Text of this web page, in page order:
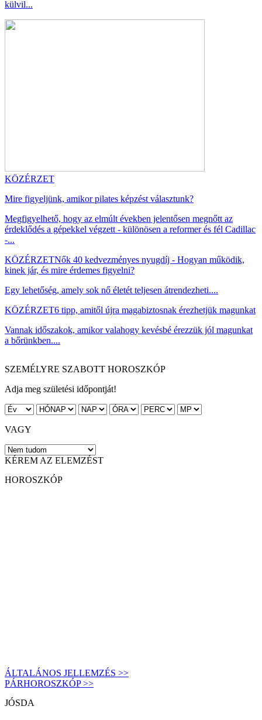
külvil...
KÖZÉRZET
Mire figyeljünk, amikor pilates képzést választunk?
Megfigyelhető, hogy az elmúlt években jelentősen megnőtt az
érdeklődés a gépekkel végzett - különösen a reformer és fél Cadillac
-...
KÖZÉRZETNők 40 kedvezményes nyugdíj - Hogyan működik,
kinek jár, és mire érdemes figyelni?
Egy lehetőség, amely sok nő életét teljesen átrendezheti....
KÖZÉRZET6 tipp, amitől újra magabiztosnak érezhetjük magunkat
Vannak időszakok, amikor valahogy kevésbé érezzük jól magunkat
a bőrünkben....
SZEMÉLYRE SZABOTT HOROSZKÓP
Adja meg születési időpontját!
VAGY
KÉREM AZ ELEMZÉST
HOROSZKÓP
ÁLTALÁNOS JELLEMZÉS >>
PÁRHOROSZKÓP >>
JÓSDA